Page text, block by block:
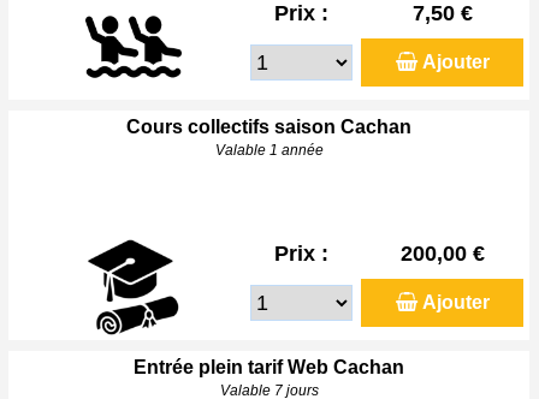
Prix : 7,50 €
Ajouter
Cours collectifs saison Cachan
Valable 1 année
Prix : 200,00 €
Ajouter
Entrée plein tarif Web Cachan
Valable 7 jours